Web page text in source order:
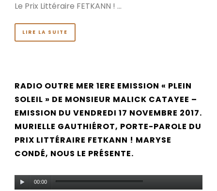
Le Prix Littéraire FETKANN ! …
LIRE LA SUITE
RADIO OUTRE MER 1ERE EMISSION « PLEIN
SOLEIL » DE MONSIEUR MALICK CATAYEE –
EMISSION DU VENDREDI 17 NOVEMBRE 2017.
MURIELLE GAUTHIÉROT, PORTE-PAROLE DU
PRIX LITTÉRAIRE FETKANN ! MARYSE
CONDÉ, NOUS LE PRÉSENTE.
Lecteur00:00